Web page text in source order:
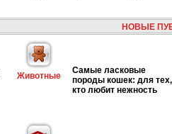
НОВЫЕ
Животные
Самые ласковые
породы кошек: для тех,
кто любит нежность